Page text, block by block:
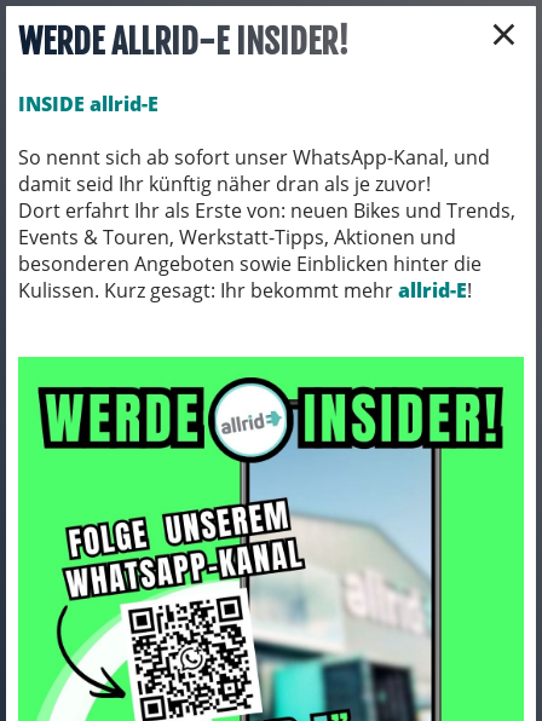
×
WERDE ALLRID-E INSIDER!
INSIDE allrid-E
So nennt sich ab sofort unser WhatsApp-Kanal, und
damit seid Ihr künftig näher dran als je zuvor!
Dort erfahrt Ihr als Erste von: neuen Bikes und Trends,
Events & Touren, Werkstatt-Tipps, Aktionen und
besonderen Angeboten sowie Einblicken hinter die
Kulissen. Kurz gesagt: Ihr bekommt mehrallrid-E!
Toggle navigation
BIO BIKES BIO GRAVEL